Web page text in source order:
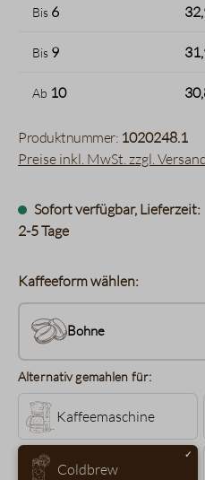
Bis 6
Bis 9
Ab 10
Produktnummer: 1020248.1
Preise inkl. MwSt. zzgl.
Sofort verfügbar, Lieferzeit:
2-5 Tage
Kaffeeform wählen:
Bohne
Alternativ gemahlen für:
Kaffeemaschine
Coldbrew